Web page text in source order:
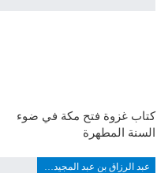
كتاب غزوة فتح مكة في ضوء
السنة المطهرة
عبد الرزاق بن عبد المجيد ألارو